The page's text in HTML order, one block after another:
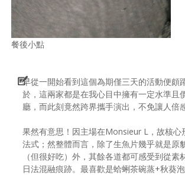
餐後小點
早從一開始看到這個為期僅三天的活動便頗
於，這兩家都是在我心目中擁有一定水準且
廳，而此刻竟然跨界攜手演出，不免讓人倍
果然有意思！因主場在Monsieur L，故核心
法式；然整體而言，除了生魚片幾乎就是原
（但很好吃）外，其餘各道都可感受到從素
日法混融痕跡。最喜歡是蛤蜊茶碗蒸+秋葵